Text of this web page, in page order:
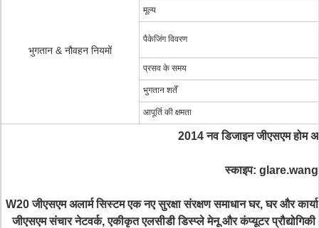
भुगतान & नौवहन नियमों
मूल्य
पैकेजिंग विवरण
प्रसव के समय
भुगतान शर्तें
आपूर्ति की क्षमता
2014 नव डिजाइन जीएसएम होम
स्काइप: glare.wang
W20 जीएसएम अलार्म सिस्टम एक नए सुरक्षा संरक्षण समाधान घर, घर और
जीएसएम संचार नेटवर्क, एकीकृत एलसीडी डिस्प्ले मेनू और कंप्यूटर